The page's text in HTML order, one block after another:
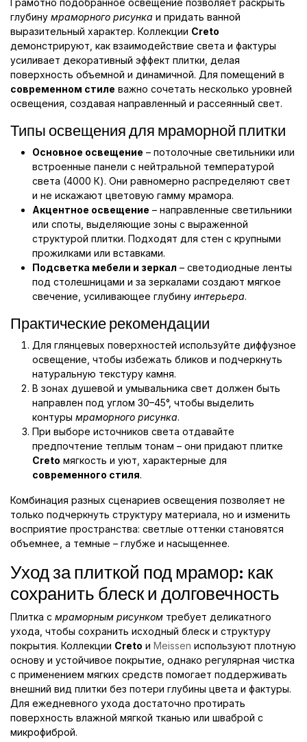
Грамотно подобранное освещение позволяет раскрыть
глубину мраморного рисунка и придать ванной
выразительный характер. Коллекции Creto
демонстрируют, как взаимодействие света и фактуры
усиливает декоративный эффект плитки, делая
поверхность объемной и динамичной. Для помещений в
современном стиле важно сочетать несколько уровней
освещения, создавая направленный и рассеянный свет.
Типы освещения для мраморной плитки
Основное освещение – потолочные светильники или
встроенные панели с нейтральной температурой
света (4000 К). Они равномерно распределяют свет
и не искажают цветовую гамму мрамора.
Акцентное освещение – направленные светильники
или споты, выделяющие зоны с выраженной
структурой плитки. Подходят для стен с крупными
прожилками или вставками.
Подсветка мебели и зеркал – светодиодные ленты
под столешницами и за зеркалами создают мягкое
свечение, усиливающее глубину интерьера.
Практические рекомендации
Для глянцевых поверхностей используйте диффузное
освещение, чтобы избежать бликов и подчеркнуть
натуральную текстуру камня.
В зонах душевой и умывальника свет должен быть
направлен под углом 30–45°, чтобы выделить
контуры мраморного рисунка.
При выборе источников света отдавайте
предпочтение теплым тонам – они придают плитке
Creto мягкость и уют, характерные для
современного стиля.
Комбинация разных сценариев освещения позволяет не
только подчеркнуть структуру материала, но и изменить
восприятие пространства: светлые оттенки становятся
объемнее, а темные – глубже и насыщеннее.
Уход за плиткой под мрамор: как
сохранить блеск и долговечность
Плитка с мраморным рисунком требует деликатного
ухода, чтобы сохранить исходный блеск и структуру
покрытия. Коллекции Creto и Meissen используют плотную
основу и устойчивое покрытие, однако регулярная чистка
с применением мягких средств помогает поддерживать
внешний вид плитки без потери глубины цвета и фактуры.
Для ежедневного ухода достаточно протирать
поверхность влажной мягкой тканью или шваброй с
микрофиброй.